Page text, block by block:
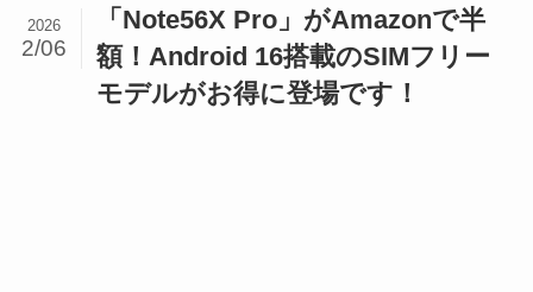
「Note56X Pro」がAmazonで半
額！Android 16搭載のSIMフリー
モデルがお得に登場です！
2026
2/06